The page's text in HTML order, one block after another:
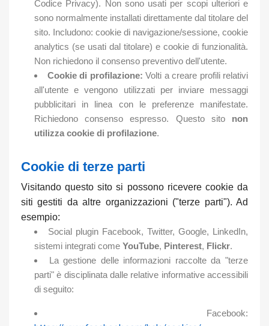
Codice Privacy). Non sono usati per scopi ulteriori e
sono normalmente installati direttamente dal titolare del
sito. Includono: cookie di navigazione/sessione, cookie
analytics (se usati dal titolare) e cookie di funzionalità.
Non richiedono il consenso preventivo dell'utente.
Cookie di profilazione: Volti a creare profili relativi
all'utente e vengono utilizzati per inviare messaggi
pubblicitari in linea con le preferenze manifestate.
Richiedono consenso espresso. Questo sito non
utilizza cookie di profilazione.
Cookie di terze parti
Visitando questo sito si possono ricevere cookie da
siti gestiti da altre organizzazioni ("terze parti"). Ad
esempio:
Social plugin Facebook, Twitter, Google, LinkedIn,
sistemi integrati come YouTube, Pinterest, Flickr.
La gestione delle informazioni raccolte da "terze
parti" è disciplinata dalle relative informative accessibili
di seguito:
Facebook: